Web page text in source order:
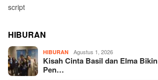
script
HIBURAN
HIBURAN Agustus 1, 2026
Kisah Cinta Basil dan Elma Bikin
Pen…